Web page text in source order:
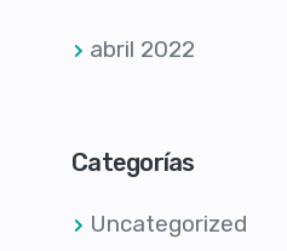
abril 2022
Categorías
Uncategorized